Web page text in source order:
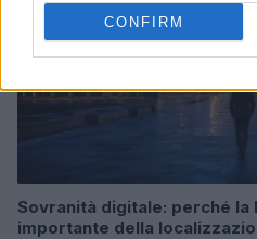
CONFIRM
Sovranità digitale: perché
importante della